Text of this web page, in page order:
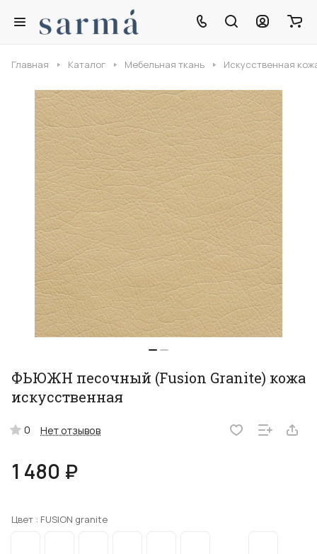
Главная Каталог Мебельная ткань Искусственная
ФЬЮЖН песочный (Fusion Granite) кожа
искусственная
0 Нет отзывов
1 480 ₽
Цвет : FUSION granite